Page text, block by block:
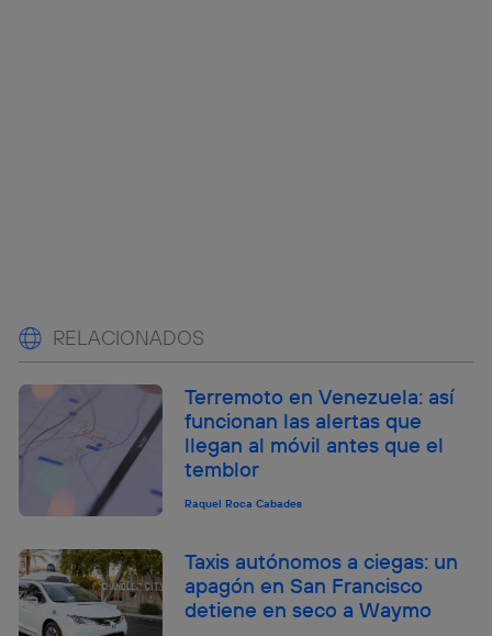
RELACIONADOS
Terremoto en Venezuela: así
funcionan las alertas que
llegan al móvil antes que el
temblor
Raquel Roca Cabades
Taxis autónomos a ciegas: un
apagón en San Francisco
detiene en seco a Waymo